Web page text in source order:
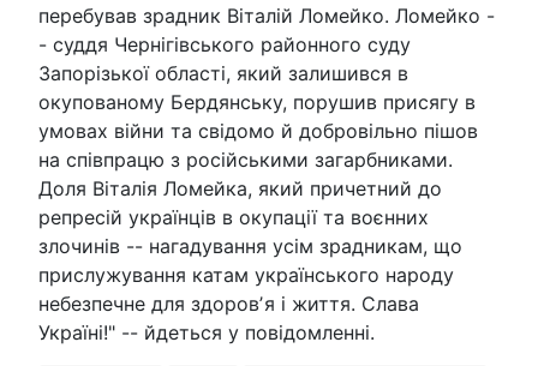
перебував зрадник Віталій Ломейко. Ломейко -
- суддя Чернігівського районного суду
Запорізької області, який залишився в
окупованому Бердянську, порушив присягу в
умовах війни та свідомо й добровільно пішов
на співпрацю з російськими загарбниками.
Доля Віталія Ломейка, який причетний до
репресій українців в окупації та воєнних
злочинів -- нагадування усім зрадникам, що
прислужування катам українського народу
небезпечне для здоровʼя і життя. Слава
Україні!" -- йдеться у повідомленні.